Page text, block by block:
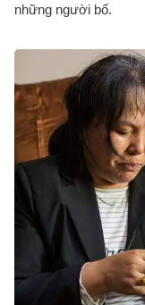
những người bố.